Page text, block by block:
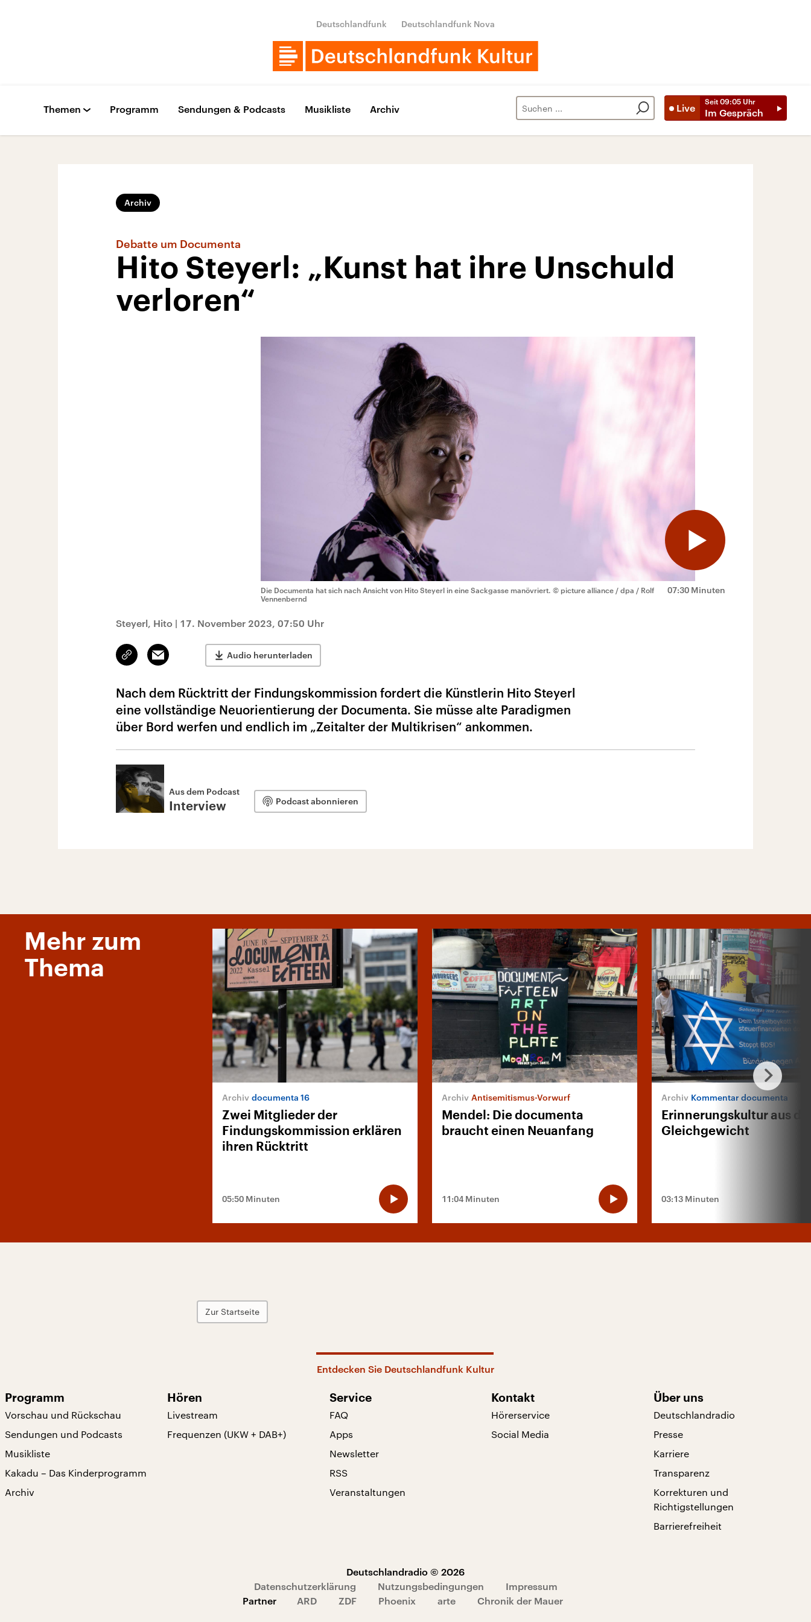
Deutschlandfunk Deutschlandfunk Nova
Live
Seit 09:05 Uhr
Im Gespräch
Themen Programm Sendungen & Podcasts Musikliste Archiv
Archiv
Debatte um Documenta
Hito Steyerl: „Kunst hat ihre Unschuld
verloren“
07:30 Minuten
Die Documenta hat sich nach Ansicht von Hito Steyerl in eine Sackgasse manövriert. © picture alliance / dpa / Rolf
Vennenbernd
Steyerl, Hito | 17. November 2023, 07:50 Uhr
Link
kopieren/teilen
Email Audio herunterladen
Nach dem Rücktritt der Findungskommission fordert die Künstlerin Hito Steyerl
eine vollständige Neuorientierung der Documenta. Sie müsse alte Paradigmen
über Bord werfen und endlich im „Zeitalter der Multikrisen“ ankommen.
Aus dem Podcast
Interview Podcast abonnieren
Mehr zum
Thema
documenta 16
Zwei Mitglieder der
Findungskommission erklären
ihren Rücktritt
05:50 Minuten
Antisemitismus-Vorwurf
Mendel: Die documenta
braucht einen Neuanfang
11:04 Minuten
Kommentar documenta
Erinnerungskultur aus
Gleichgewicht
03:13 Minuten
Zur Startseite
Entdecken Sie Deutschlandfunk Kultur
Programm
Vorschau und Rückschau
Sendungen und Podcasts
Musikliste
Kakadu – Das Kinderprogramm
Archiv
Hören
Livestream
Frequenzen (UKW + DAB+)
Service
FAQ
Apps
Newsletter
RSS
Veranstaltungen
Kontakt
Hörerservice
Social Media
Über uns
Deutschlandradio
Presse
Karriere
Transparenz
Korrekturen und
Richtigstellungen
Barrierefreiheit
Deutschlandradio © 2026
Datenschutzerklärung
Nutzungsbedingungen
Impressum
Partner
ARD ZDF Phoenix arte Chronik der Mauer